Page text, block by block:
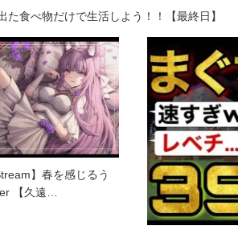
た食べ物だけで生活しよう！！【最終日】
】春を感じるう
【久遠…